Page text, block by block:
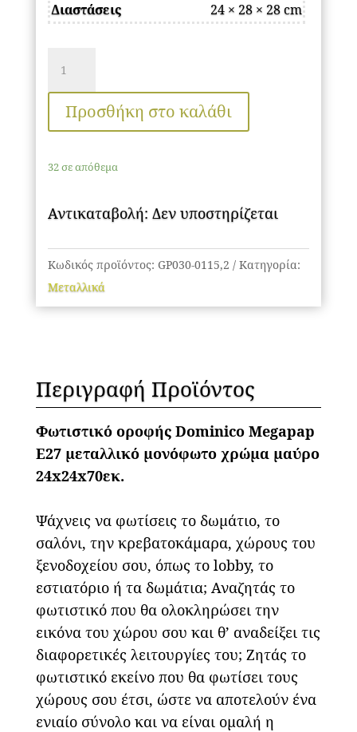
Διαστάσεις
24 × 28 × 28 cm
οροφής
Dominico
Megapap
μεταλλικό
χρώμα
24x24x70εκ.
ποσότητα
Προσθήκη στο καλάθι
32 σε απόθεμα
Αντικαταβολή: Δεν υποστηρίζεται
Κωδικός προϊόντος: GP030-0115,2
Κατηγορία:
Μεταλλικά
Περιγραφή Προϊόντος
Φωτιστικό οροφής Dominico Megapap
E27 μεταλλικό μονόφωτο χρώμα μαύρο
24x24x70εκ.
Ψάχνεις να φωτίσεις το δωμάτιο, το
σαλόνι, την κρεβατοκάμαρα, χώρους του
ξενοδοχείου σου, όπως το lobby, το
εστιατόριο ή τα δωμάτια; Αναζητάς το
φωτιστικό που θα ολοκληρώσει την
εικόνα του χώρου σου και θ’ αναδείξει τις
διαφορετικές λειτουργίες του; Ζητάς το
φωτιστικό εκείνο που θα φωτίσει τους
χώρους σου έτσι, ώστε να αποτελούν ένα
ενιαίο σύνολο και να είναι ομαλή η